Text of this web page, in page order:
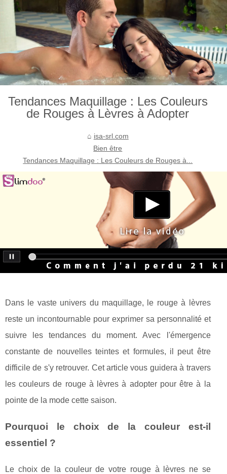
Tendances Maquillage : Les Couleurs
de Rouges à Lèvres à Adopter
isa-srl.com
Bien être
Tendances Maquillage : Les Couleurs de Rouges à...
Dans le vaste univers du maquillage, le rouge à lèvres
reste un incontournable pour exprimer sa personnalité et
suivre les tendances du moment. Avec l'émergence
constante de nouvelles teintes et formules, il peut être
difficile de s'y retrouver. Cet article vous guidera à travers
les couleurs de rouge à lèvres à adopter pour être à la
pointe de la mode cette saison.
Pourquoi le choix de la couleur est-il
essentiel ?
Le choix de la couleur de votre rouge à lèvres ne se